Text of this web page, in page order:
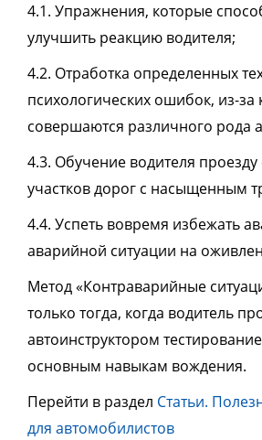
4.1. Упражнения, которые
улучшить реакцию водителя;
4.2. Отработка определенных
психологических ошибок, из-за
совершаются различного рода
4.3. Обучение водителя
участков дорог с насыщенным
4.4. Успеть вовремя избежать
аварийной ситуации на
Метод «Контраварийные
только тогда, когда водитель
автоинструктором
основным навыкам вождения.
Перейти в раздел Статьи.
для автомобилистов